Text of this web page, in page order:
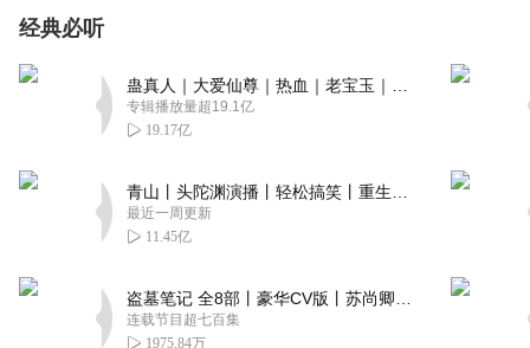
经典必听
专辑播放量超19.1亿
19.17亿
最近一周更新
11.45亿
连载节目超七百集
1975.84万